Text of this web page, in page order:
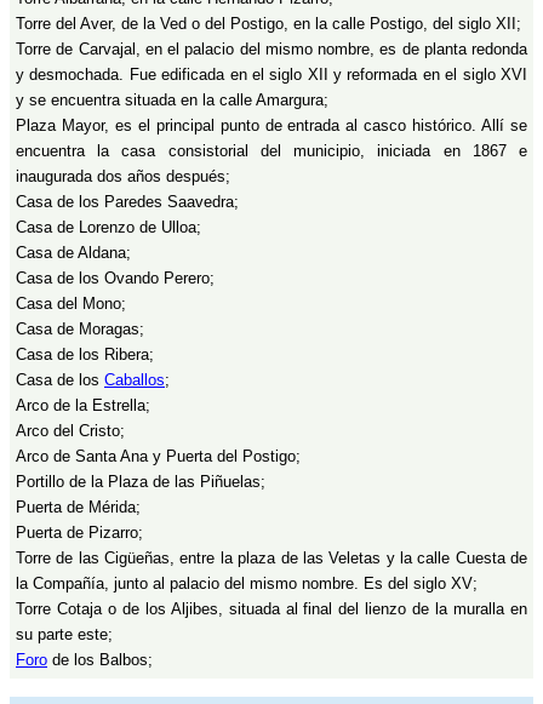
Torre del Aver, de la Ved o del Postigo, en la calle Postigo, del siglo XII;
Torre de Carvajal, en el palacio del mismo nombre, es de planta redonda
y desmochada. Fue edificada en el siglo XII y reformada en el siglo XVI
y se encuentra situada en la calle Amargura;
Plaza Mayor, es el principal punto de entrada al casco histórico. Allí se
encuentra la casa consistorial del municipio, iniciada en 1867 e
inaugurada dos años después;
Casa de los Paredes Saavedra;
Casa de Lorenzo de Ulloa;
Casa de Aldana;
Casa de los Ovando Perero;
Casa del Mono;
Casa de Moragas;
Casa de los Ribera;
Casa de los Caballos;
Arco de la Estrella;
Arco del Cristo;
Arco de Santa Ana y Puerta del Postigo;
Portillo de la Plaza de las Piñuelas;
Puerta de Mérida;
Puerta de Pizarro;
Torre de las Cigüeñas, entre la plaza de las Veletas y la calle Cuesta de
la Compañía, junto al palacio del mismo nombre. Es del siglo XV;
Torre Cotaja o de los Aljibes, situada al final del lienzo de la muralla en
su parte este;
Foro de los Balbos;